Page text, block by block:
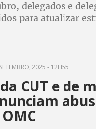
delegados e
para atualizar
2025 - 12H55
CUT e de